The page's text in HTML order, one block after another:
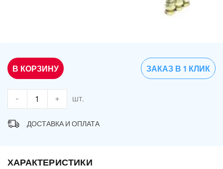
В КОРЗИНУ
- + шт.
ЗАКАЗ В 1 КЛИК
ДОСТАВКА И ОПЛАТА
ХАРАКТЕРИСТИКИ